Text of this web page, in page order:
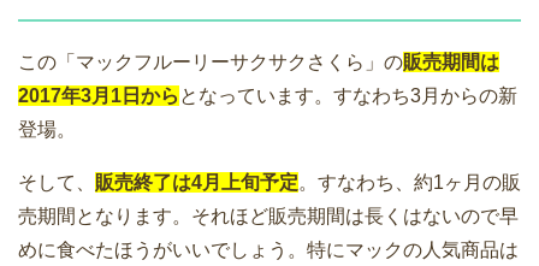
この「マックフルーリーサクサクさくら」の販売期間は
2017年3月1日から となっています。すなわち3月からの新
登場。
そして、 販売終了は4月上旬予定。すなわち、約1ヶ月の販
売期間となります。それほど販売期間は長くはないので早
めに食べたほうがいいでしょう。特にマックの人気商品は